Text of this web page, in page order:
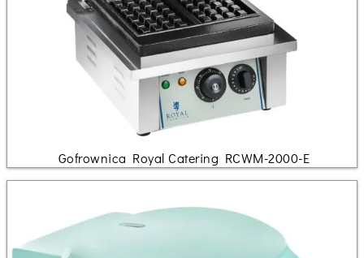
Gofrownica Royal Catering RCWM-2000-E